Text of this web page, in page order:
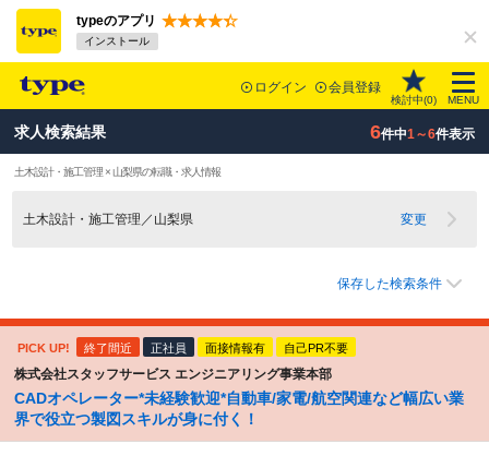
typeのアプリ
インストール
ログイン 会員登録
検討中(0) MENU
求人検索結果 6件中1～6件表示
土木設計・施工管理 × 山梨県の転職・求人情報
土木設計・施工管理／山梨県 変更
保存した検索条件
PICK UP! 終了間近 正社員 面接情報有 自己PR不要
株式会社スタッフサービス エンジニアリング事業本部
CADオペレーター*未経験歓迎*自動車/家電/航空関連など幅広い業
界で役立つ製図スキルが身に付く！